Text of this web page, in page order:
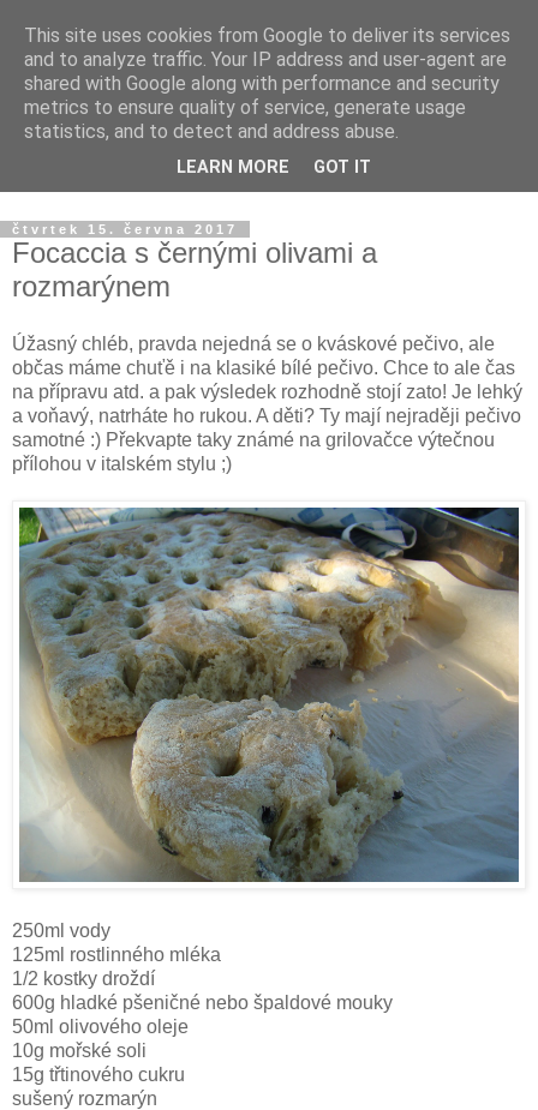
Apiastrum.cz
Vegetariánské recepty, využití léčivých rostlin, domácí
ekodrogerie, biozahrada a tvorba z jedné venkovské
čtvrtek 15. června 2017
Focaccia s černými olivami a
rozmarýnem
Úžasný chléb, pravda nejedná se o kváskové pečivo, ale
občas máme chuťě i na klasiké bílé pečivo. Chce to ale čas
na přípravu atd. a pak výsledek rozhodně stojí zato! Je lehký
a voňavý, natrháte ho rukou. A děti? Ty mají nejraději pečivo
samotné :) Překvapte taky známé na grilovačce výtečnou
přílohou v italském stylu ;)
250ml vody
125ml rostlinného mléka
1/2 kostky droždí
600g hladké pšeničné nebo špaldové mouky
50ml olivového oleje
10g mořské soli
15g třtinového cukru
sušený rozmarýn
This site uses cookies from Google to deliver its services
and to analyze traffic. Your IP address and user-agent are
shared with Google along with performance and security
metrics to ensure quality of service, generate usage
statistics, and to detect and address abuse.
LEARN MORE GOT IT